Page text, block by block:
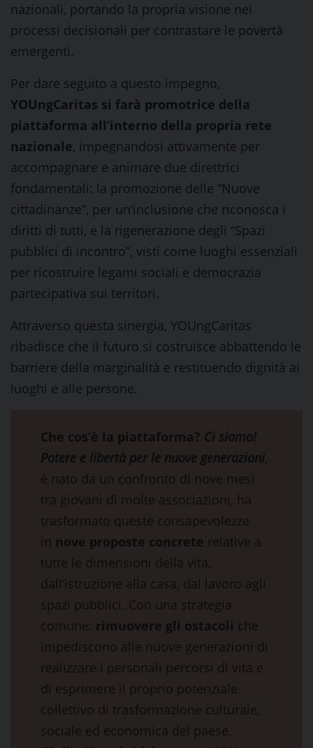
nazionali, portando la propria visione nei
processi decisionali per contrastare le povertà
emergenti.
Per dare seguito a questo impegno,
YOUngCaritas si farà promotrice della
piattaforma all’interno della propria rete
nazionale, impegnandosi attivamente per
accompagnare e animare due direttrici
fondamentali: la promozione delle “Nuove
cittadinanze”, per un’inclusione che riconosca i
diritti di tutti, e la rigenerazione degli “Spazi
pubblici di incontro”, visti come luoghi essenziali
per ricostruire legami sociali e democrazia
partecipativa sui territori.
Attraverso questa sinergia, YOUngCaritas
ribadisce che il futuro si costruisce abbattendo le
barriere della marginalità e restituendo dignità ai
luoghi e alle persone.
Che cos’è la piattaforma? Ci siamo!
Potere e libertà per le nuove generazioni,
è nato da un confronto di nove mesi
tra giovani di molte associazioni, ha
trasformato queste consapevolezze
in nove proposte concrete relative a
tutte le dimensioni della vita,
dall’istruzione alla casa, dal lavoro agli
spazi pubblici. Con una strategia
comune: rimuovere gli ostacoli che
impediscono alle nuove generazioni di
realizzare i personali percorsi di vita e
di esprimere il proprio potenziale
collettivo di trasformazione culturale,
sociale ed economica del paese.